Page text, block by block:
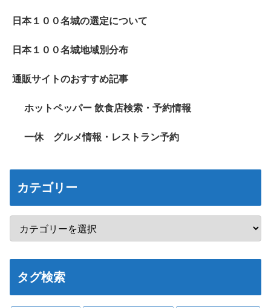
日本１００名城の選定について
日本１００名城地域別分布
通販サイトのおすすめ記事
ホットペッパー 飲食店検索・予約情報
一休 グルメ情報・レストラン予約
カテゴリー
タグ検索